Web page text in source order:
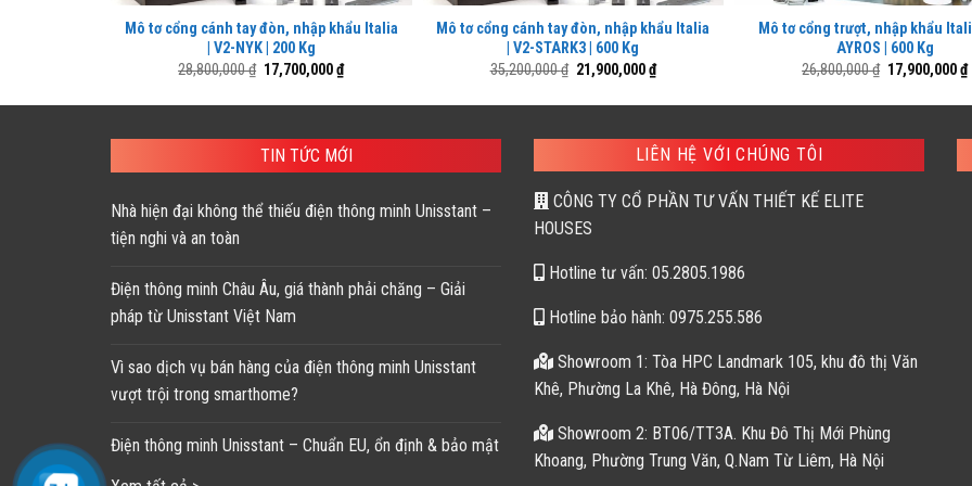
Mô tơ cổng cánh tay đòn, nhập khẩu Italia
| V2-NYK | 200 Kg
28,800,000₫ Giá
gốc
17,700,000₫Giá
hiện
Mô tơ cổng cánh tay đòn, nhập khẩu Italia
| V2-STARK3 | 600 Kg
35,200,000₫ Giá
gốc
21,900,000₫Giá
hiện
Mô tơ cổng trượt, nhập khẩu
AYROS | 600 Kg
26,800,000₫ Giá
gốc
17,900,000₫
TIN TỨC MỚI
Nhà hiện đại không thể thiếu điện thông minh Unisstant –
tiện nghi và an toàn
Điện thông minh Châu Âu, giá thành phải chăng – Giải
pháp từ Unisstant Việt Nam
Vì sao dịch vụ bán hàng của điện thông minh Unisstant
vượt trội trong smarthome?
Điện thông minh Unisstant – Chuẩn EU, ổn định & bảo mật
LIÊN HỆ VỚI CHÚNG TÔI
CÔNG TY CỔ PHẦN TƯ VẤN THIẾT KẾ ELITE
HOUSES
Hotline tư vấn: 05.2805.1986
Hotline bảo hành: 0975.255.586
Showroom 1: Tòa HPC Landmark 105, khu đô thị Văn
Khê, Phường La Khê, Hà Đông, Hà Nội
Showroom 2: BT06/TT3A. Khu Đô Thị Mới Phùng
Khoang, Phường Trung Văn, Q.Nam Từ Liêm, Hà Nội